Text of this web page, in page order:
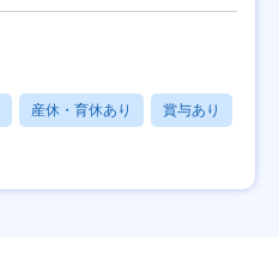
産休・育休あり 賞与あり